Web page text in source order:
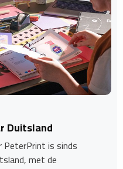
Duitsland
PeterPrint is sinds
met de